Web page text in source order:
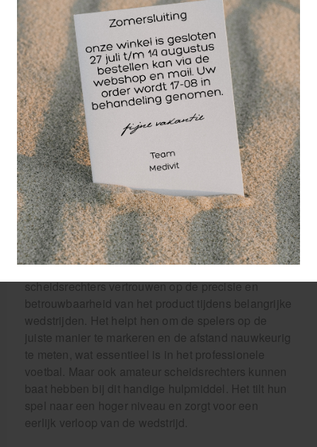
muurtje op de aangegeven afstand van het schuim.
Hierdoor wordt de afstand tussen het schuim en het
muurtje eenvoudig en nauwkeurig gemeten. Dit
zorgt voor een eerlijke en transparante
wedstrijdervaring voor zowel spelers als
scheidsrechters.
Wat maakt Ref Foam van Sport Lavit uniek?
Ten eerste worden alle producten van Sport Lavit
geproduceerd in Duitsland, wat garant staat voor
hoogwaardige kwaliteit en precisie. Sport Lavit is
een betrouwbaar merk dat jarenlange ervaring heeft
op het gebied van sportproducten.
Het gebruik van Ref Foam door top scheidsrechters
in binnen- en buitenland spreekt voor zich. Deze
scheidsrechters vertrouwen op de precisie en
betrouwbaarheid van het product tijdens belangrijke
wedstrijden. Het helpt hen om de spelers op de
juiste manier te markeren en de afstand nauwkeurig
te meten, wat essentieel is in het professionele
voetbal. Maar ook amateur scheidsrechters kunnen
baat hebben bij dit handige hulpmiddel. Het tilt hun
spel naar een hoger niveau en zorgt voor een
eerlijk verloop van de wedstrijd.